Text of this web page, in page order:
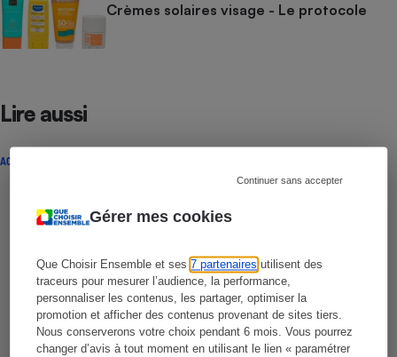
Gérer mes cookies
Que Choisir Ensemble et ses7 partenaires utilisent des
traceurs pour mesurer l’audience, la performance,
personnaliser les contenus, les partager, optimiser la
promotion et afficher des contenus provenant de sites tiers.
Nous conserverons votre choix pendant 6 mois. Vous pourrez
changer d’avis à tout moment en utilisant le lien « paramétrer
Continuer sans accepter
Crèmes solaires visage - Le protocole
Lire aussi
ACTUALITÉ